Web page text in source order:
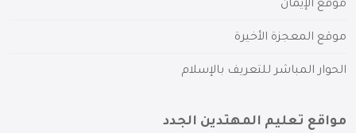
موقع الإيمان
موقع المعجزة الأخيرة
الحوار المباشر للتعريف بالإسلام
مواقع تعليم المهتدين الجدد